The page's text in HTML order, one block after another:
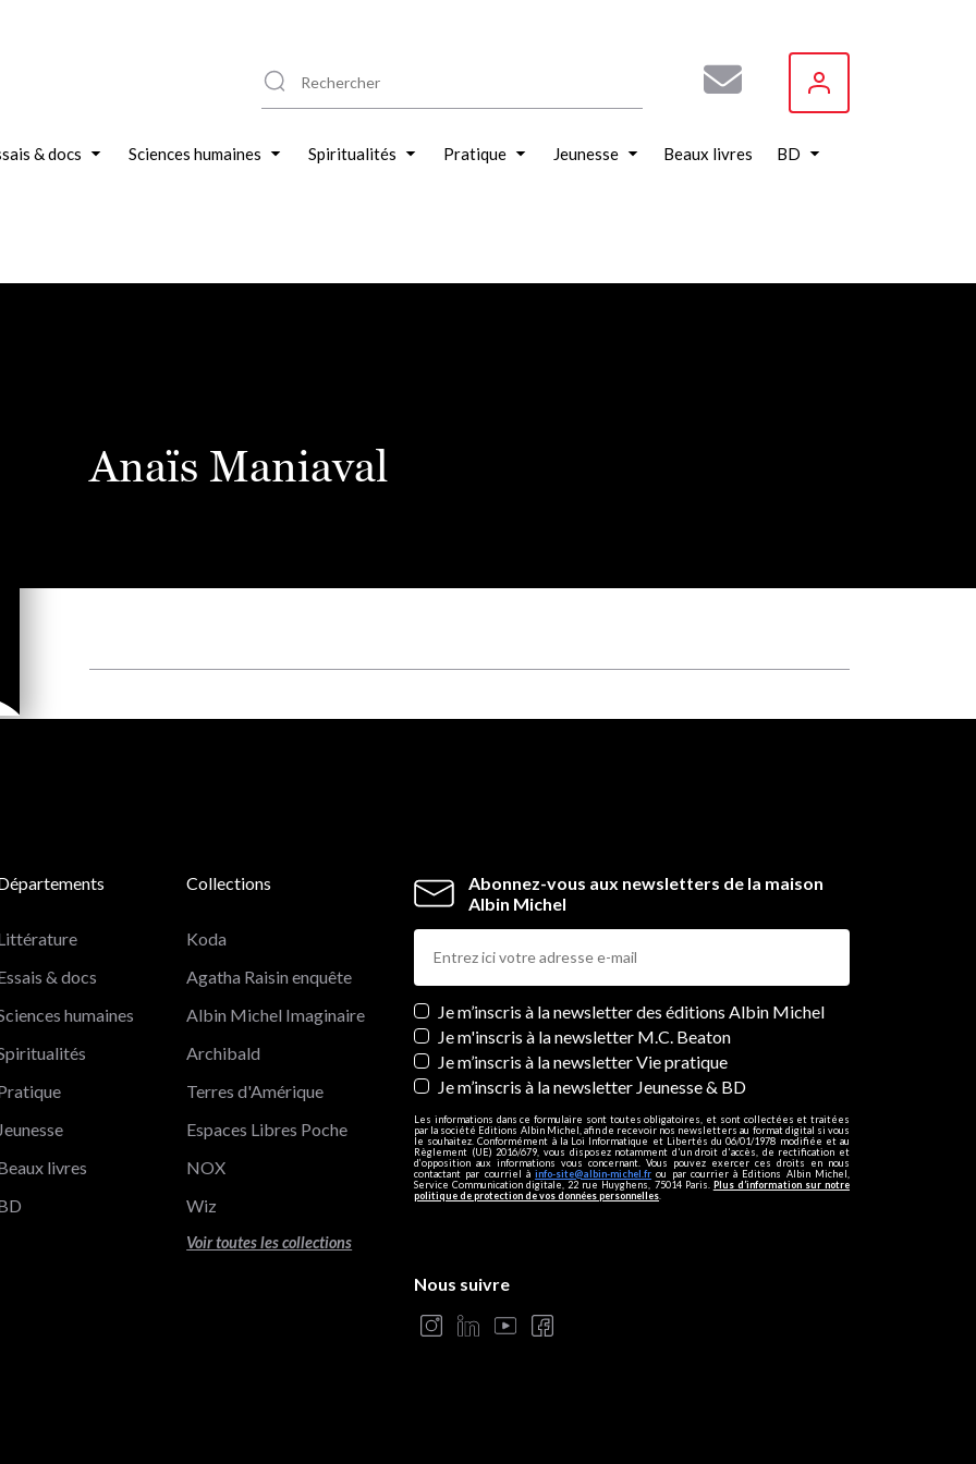
& docs Sciences humaines Spiritualités Pratique Jeunesse Beaux livres BD
Anaïs Maniaval
Abonnez-vous aux newsletters de la maison
Albin Michel
Newsletters
Je m’inscris à la newsletter des éditions Albin Michel
Je m'inscris à la newsletter M.C. Beaton
Je m’inscris à la newsletter Vie pratique
Je m’inscris à la newsletter Jeunesse & BD
Les informations dans ce formulaire sont toutes obligatoires, et sont collectées et traitées
par la société Editions Albin Michel, afin de recevoir nos newsletters au format digital si vous
le souhaitez. Conformément à la Loi Informatique et Libertés du 06/01/1978 modifiée et au
Règlement (UE) 2016/679, vous disposez notamment d'un droit d'accès, de rectification et
d’opposition aux informations vous concernant. Vous pouvez exercer ces droits en nous
contactant par courriel àinfo-site@albin-michel.fr ou par courrier à Editions Albin Michel,
Service Communication digitale, 22 rue Huyghens, 75014 Paris. Plus d’information sur notre
politique de protection de vos données personnelles
& docs
humaines
Jeunesse
livres
Collections
Koda
Agatha Raisin enquête
Albin Michel Imaginaire
Archibald
Terres d'Amérique
Espaces Libres Poche
NOX
Wiz
Voir toutes les collections
Nous suivre